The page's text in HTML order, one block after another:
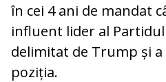
în cei 4 ani de mandat
influent lider al
delimitat de Trump și
poziția.